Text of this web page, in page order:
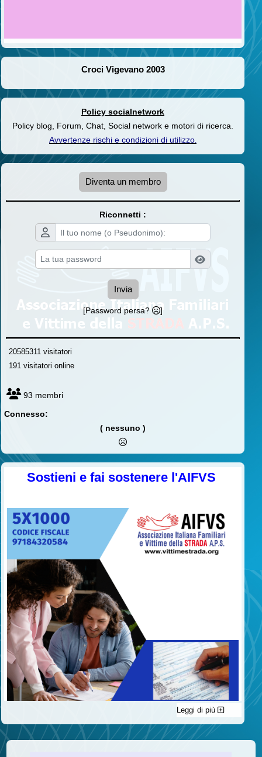
Croci Vigevano 2003
Policy socialnetwork
Policy blog, Forum, Chat, Social network e motori di ricerca.
Avvertenze rischi e condizioni di utilizzo.
Diventa un membro
Riconnetti :
Invia
[Password persa? ]
20585311 visitatori
191 visitatori online
93 membri
Connesso:
( nessuno )
Sostieni e fai sostenere l'AIFVS
C'è un modo di contribuire alle attività dell’A.I.F.V.S. a favore
delle vittime della strada e per dare giustizia ai superstiti ed ai
loro familiari che non costa nulla: devolvere il 5 per mille della
Leggi di più